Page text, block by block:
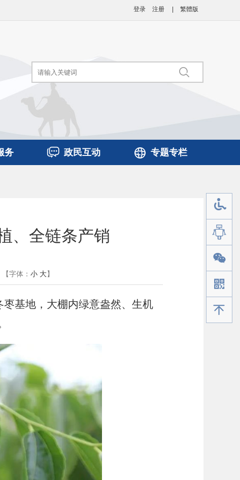
登录 注册 繁體版
务 政民互动 专题专栏
、全链条产销
【字体： 小 大】
基地，大棚内绿意盎然、生机
手机版